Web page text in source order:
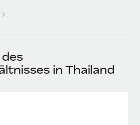
für globale HR & Compliance
von Global-HR-Funktionen in deine
und KI-Automatisierung
in Thailand